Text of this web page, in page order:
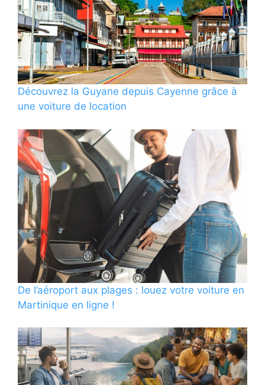
Découvrez la Guyane depuis Cayenne grâce à
une voiture de location
De l’aéroport aux plages : louez votre voiture en
Martinique en ligne !